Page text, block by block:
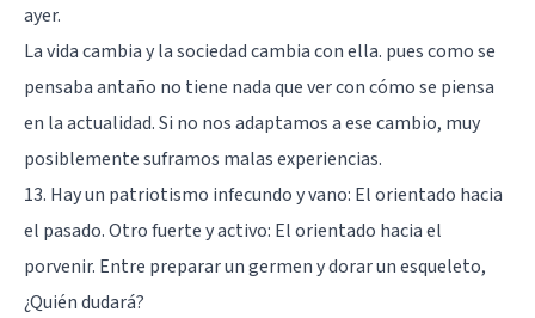
ayer.
La vida cambia y la sociedad cambia con ella. pues como se
pensaba antaño no tiene nada que ver con cómo se piensa
en la actualidad. Si no nos adaptamos a ese cambio, muy
posiblemente suframos malas experiencias.
13. Hay un patriotismo infecundo y vano: El orientado hacia
el pasado. Otro fuerte y activo: El orientado hacia el
porvenir. Entre preparar un germen y dorar un esqueleto,
¿Quién dudará?